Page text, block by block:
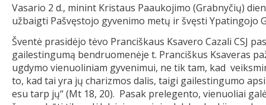
Vasario 2 d., minint Kristaus Paaukojimo (Grabnyčių)
užbaigti Pašvęstojo gyvenimo metų ir švęsti Ypatingojo
Šventė prasidėjo tėvo Pranciškaus Ksavero Cazali CSJ
gailestingumą bendruomenėje t. Pranciškus Ksaveras
ugdymo vienuoliniam gyvenimui, ne tik tam, kad
to, kad tai yra jų charizmos dalis, taigi gailestingumo
esu tarp jų“ (Mt 18, 20). Pasak prelegento, vienuoliai